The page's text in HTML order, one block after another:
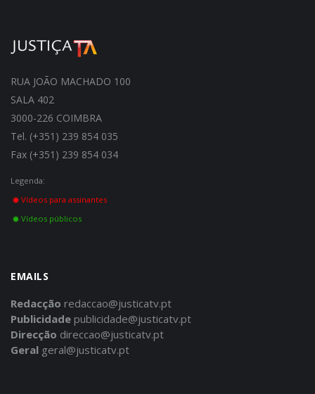
RUA JOÃO MACHADO 100
SALA 402
3000-226 COIMBRA
Tel. (+351) 239 854 035
Fax (+351) 239 854 034
Legenda:
Vídeos para assinantes
Vídeos públicos
EMAILS
Redacção redaccao@justicatv.pt
Publicidade publicidade@justicatv.pt
Direcção direccao@justicatv.pt
Geral geral@justicatv.pt